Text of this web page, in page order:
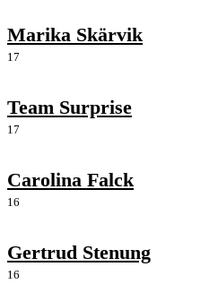
Marika Skärvik
17
Team Surprise
17
Carolina Falck
16
Gertrud Stenung
16